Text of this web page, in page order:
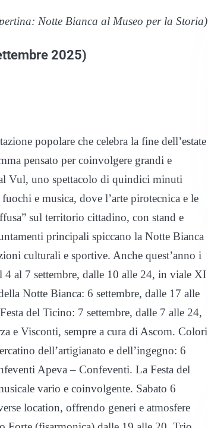
Notte Bianca al Museo per la Storia)
2025)
popolare che celebra la fine dell’estate
pensato per coinvolgere grandi e
Vul, uno spettacolo di quindici minuti
e musica, dove l’arte pirotecnica e le
sul territorio cittadino, con stand e
principali spiccano la Notte Bianca
culturali e sportive. Anche quest’anno i
4 al 7 settembre, dalle 10 alle 24, in viale XI
Notte Bianca: 6 settembre, dalle 17 alle
del Ticino: 7 settembre, dalle 7 alle 24,
e Visconti, sempre a cura di Ascom. Colori
dell’artigianato e dell’ingegno: 6
Apeva – Confeventi. La Festa del
vario e coinvolgente. Sabato 6
location, offrendo generi e atmosfere